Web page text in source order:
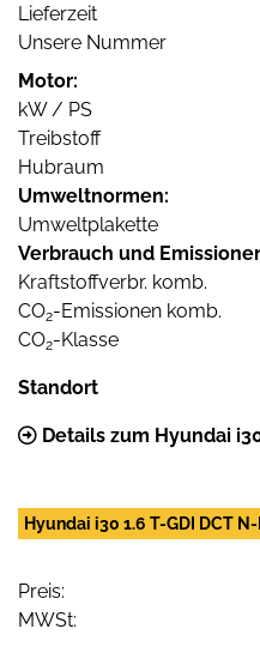
Lieferzeit
Unsere Nummer
Motor:
kW / PS
Treibstoff
Hubraum
Umweltnormen:
Umweltplakette
Verbrauch und
Kraftstoffverbr. komb.
CO2-Emissionen komb.
CO2-Klasse
Standort
Details zum Hyundai
Hyundai i30 1.6 T-GDI DCT
Preis:
MWSt: